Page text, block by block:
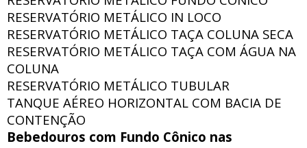
RESERVATÓRIO METÁLICO IN LOCO
RESERVATÓRIO METÁLICO TAÇA COLUNA SECA
RESERVATÓRIO METÁLICO TAÇA COM ÁGUA NA
COLUNA
RESERVATÓRIO METÁLICO TUBULAR
TANQUE AÉREO HORIZONTAL COM BACIA DE
CONTENÇÃO
Bebedouros com Fundo Cônico nas